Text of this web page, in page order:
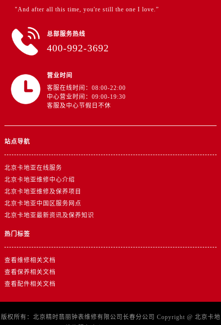
"And after all this time, you're still the one I love.”
总部服务热线
400-992-3692
营业时间
客服在线时间：08:00-22:00
中心营业时间：09:00-19:30
客服及中心节假日不休
站点导航
北京卡地亚在线服务
北京卡地亚维修中心介绍
北京卡地亚维修及保养项目
北京卡地亚中国区服务网点
北京卡地亚最新资讯及保养知识
热门标签
查看维修相关文档
查看保养相关文档
查看配件相关文档
版权所有：北京精时翡丽钟表维修有限公司长春分公司 Copyright @ 北京卡地